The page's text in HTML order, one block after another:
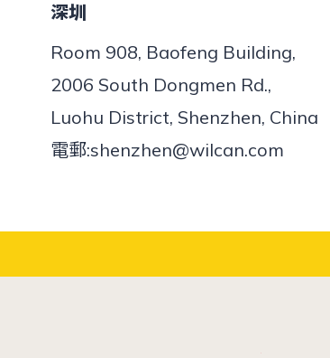
深圳
Room 908, Baofeng Building,
2006 South Dongmen Rd.,
Luohu District, Shenzhen, China
電郵:shenzhen@wilcan.com